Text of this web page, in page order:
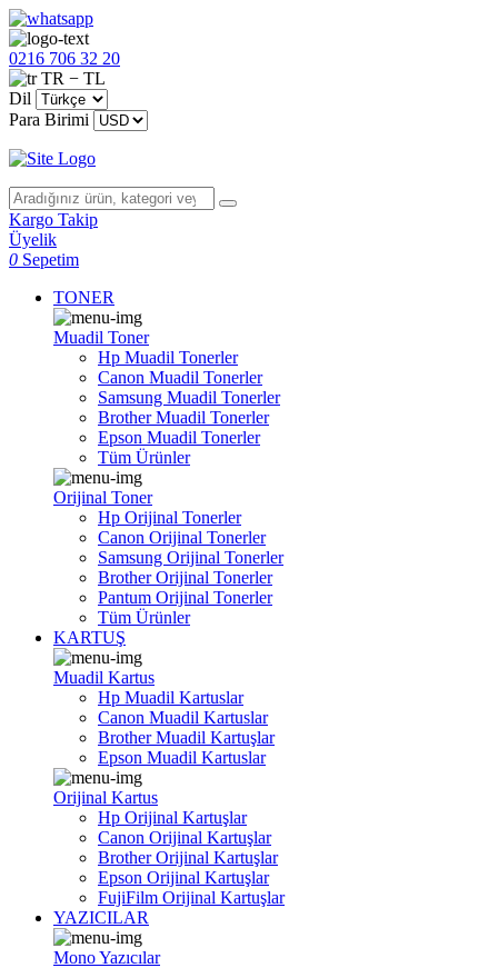
0216 706 32 20
TR − TL
Dil
Para Birimi
Kargo Takip
Üyelik
0 Sepetim
TONER
Muadil Toner
Hp Muadil Tonerler
Canon Muadil Tonerler
Samsung Muadil Tonerler
Brother Muadil Tonerler
Epson Muadil Tonerler
Tüm Ürünler
Orijinal Toner
Hp Orijinal Tonerler
Canon Orijinal Tonerler
Samsung Orijinal Tonerler
Brother Orijinal Tonerler
Pantum Orijinal Tonerler
Tüm Ürünler
KARTUŞ
Muadil Kartus
Hp Muadil Kartuslar
Canon Muadil Kartuslar
Brother Muadil Kartuşlar
Epson Muadil Kartuslar
Orijinal Kartus
Hp Orijinal Kartuşlar
Canon Orijinal Kartuşlar
Brother Orijinal Kartuşlar
Epson Orijinal Kartuşlar
FujiFilm Orijinal Kartuşlar
YAZICILAR
Mono Yazıcılar